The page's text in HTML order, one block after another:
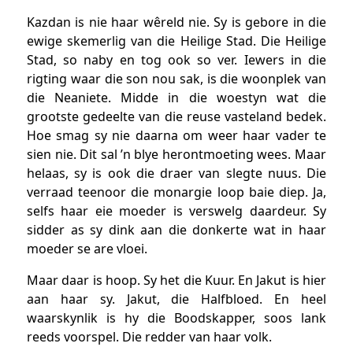
Kazdan is nie haar wêreld nie. Sy is gebore in die
ewige skemerlig van die Heilige Stad. Die Heilige
Stad, so naby en tog ook so ver. Iewers in die
rigting waar die son nou sak, is die woonplek van
die Neaniete. Midde in die woestyn wat die
grootste gedeelte van die reuse vasteland bedek.
Hoe smag sy nie daarna om weer haar vader te
sien nie. Dit sal ’n blye herontmoeting wees. Maar
helaas, sy is ook die draer van slegte nuus. Die
verraad teenoor die monargie loop baie diep. Ja,
selfs haar eie moeder is verswelg daardeur. Sy
sidder as sy dink aan die donkerte wat in haar
moeder se are vloei.
Maar daar is hoop. Sy het die Kuur. En Jakut is hier
aan haar sy. Jakut, die Halfbloed. En heel
waarskynlik is hy die Boodskapper, soos lank
reeds voorspel. Die redder van haar volk.